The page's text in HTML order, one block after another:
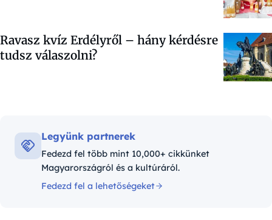
Ravasz kvíz Erdélyről – hány kérdésre
tudsz válaszolni?
Legyünk partnerek
Fedezd fel több mint 10,000+ cikkünket
Magyarországról és a kultúráról.
Fedezd fel a lehetőségeket